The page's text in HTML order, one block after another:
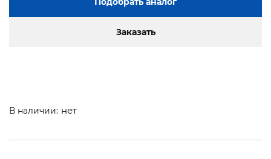
Заказать
В наличии: нет